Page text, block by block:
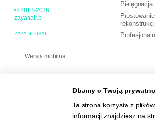
© 2018-2026
zayahair.pl
ZAYA GLOBAL
Wersja mobilna
Pielęgnacja
Dbamy o Twoją
Ta strona korzysta z
informacji znajdziesz na